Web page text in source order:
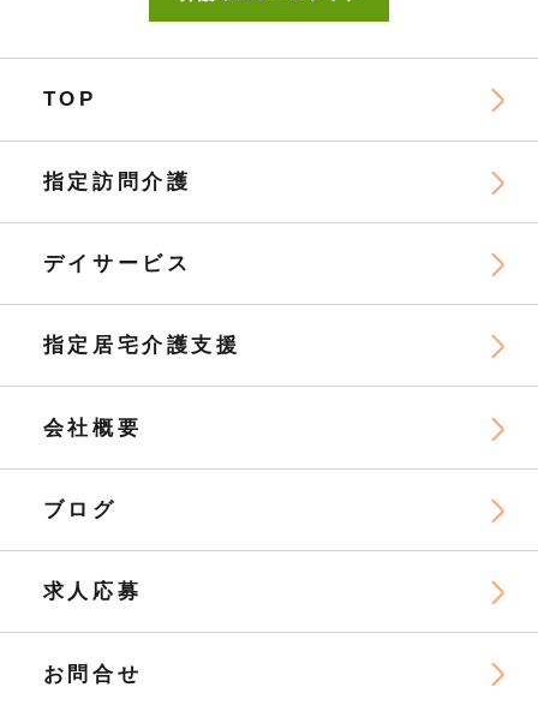
TOP
指定訪問介護
デイサービス
指定居宅介護支援
会社概要
ブログ
求人応募
お問合せ